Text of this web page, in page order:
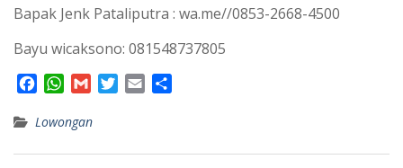
Bapak Jenk Pataliputra : wa.me//0853-2668-4500
Bayu wicaksono: 081548737805
c
W
a
a
Lowongan